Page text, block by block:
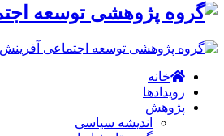
خانه
رویدادها
پژوهش
اندیشه سیاسی